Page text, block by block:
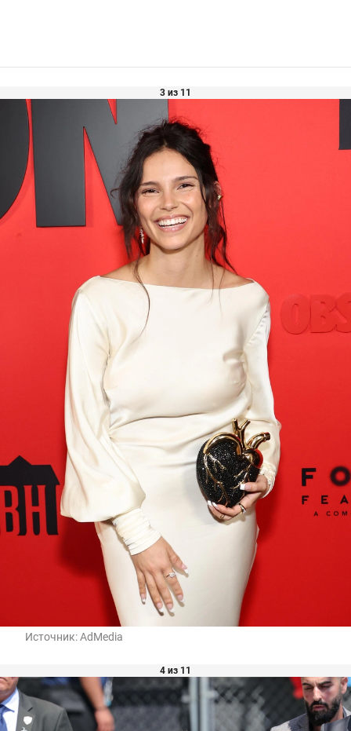
3 из 11
Источник:AdMedia
4 из 11